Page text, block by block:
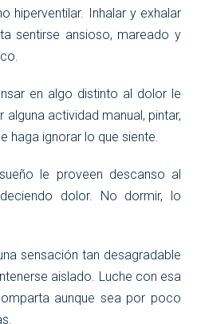
hiperventilar. Inhalar y exhalar
sentirse ansioso, mareado y
en algo distinto al dolor le
alguna actividad manual, pintar,
haga ignorar lo que siente.
le proveen descanso al
dolor. No dormir, lo
sensación tan desagradable
aislado. Luche con esa
aunque sea por poco